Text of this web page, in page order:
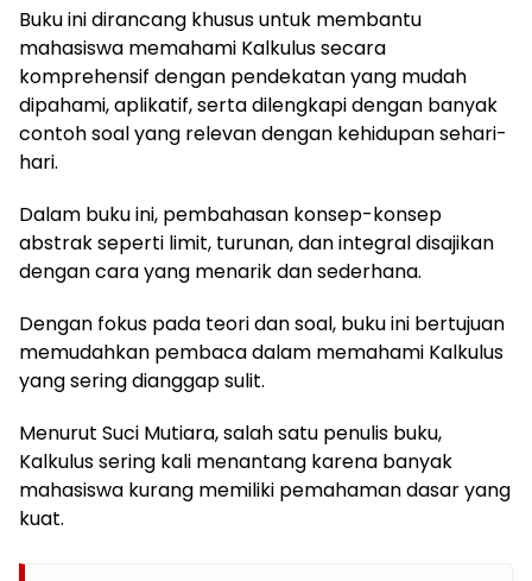
Buku ini dirancang khusus untuk membantu
mahasiswa memahami Kalkulus secara
komprehensif dengan pendekatan yang mudah
dipahami, aplikatif, serta dilengkapi dengan banyak
contoh soal yang relevan dengan kehidupan sehari-
hari.
Dalam buku ini, pembahasan konsep-konsep
abstrak seperti limit, turunan, dan integral disajikan
dengan cara yang menarik dan sederhana.
Dengan fokus pada teori dan soal, buku ini bertujuan
memudahkan pembaca dalam memahami Kalkulus
yang sering dianggap sulit.
Menurut Suci Mutiara, salah satu penulis buku,
Kalkulus sering kali menantang karena banyak
mahasiswa kurang memiliki pemahaman dasar yang
kuat.